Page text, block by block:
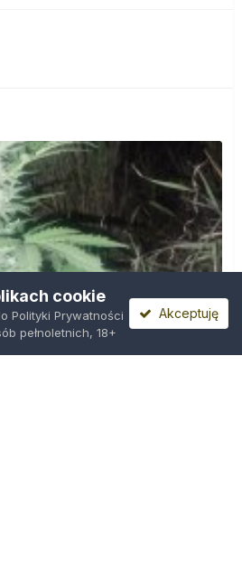
cookie
Polityki Prywatności
pełnoletnich, 18+
Akceptuję